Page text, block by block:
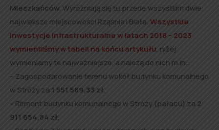
Mieszkańców.Wyróżniają się tu przede wszystkim dwie
największe miejscowości Rząśnia i Biała.Wszystkie
inwestycje infrastrukturalne w latach 2018 – 2023
wymieniliśmy w tabeli na końcu artykułu, niżej
wymieniamy te najważniejsze, a należą do nich m.in.:
– Zagospodarowanie terenu wokół budynku komunalnego
w Stróży za 1 551 589,33 zł,
– Remont budynku komunalnego w Stróży (pałacu) za 2
911 654,84 zł,